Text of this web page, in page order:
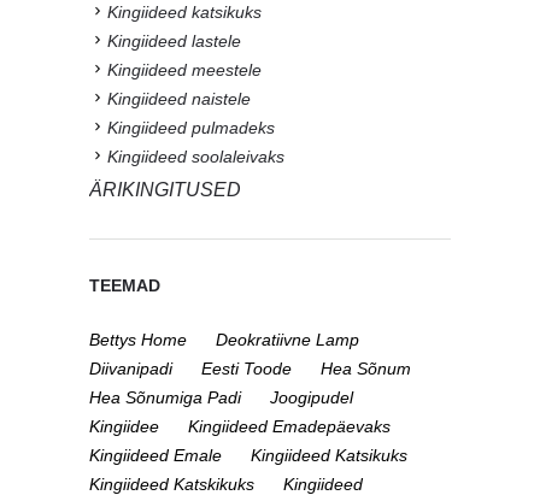
Kingiideed katsikuks
Kingiideed lastele
Kingiideed meestele
Kingiideed naistele
Kingiideed pulmadeks
Kingiideed soolaleivaks
ÄRIKINGITUSED
TEEMAD
Bettys Home
Deokratiivne Lamp
Diivanipadi
Eesti Toode
Hea Sõnum
Hea Sõnumiga Padi
Joogipudel
Kingiidee
Kingiideed Emadepäevaks
Kingiideed Emale
Kingiideed Katsikuks
Kingiideed Katskikuks
Kingiideed